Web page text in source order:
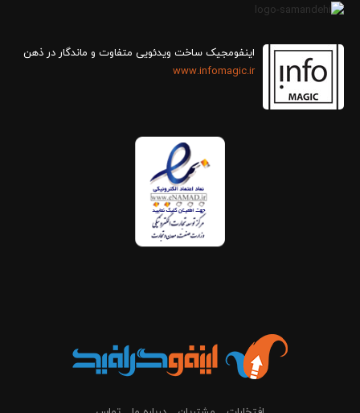
اینفومجیک ساخت ویدئویی متفاوت و ماندگار در ذهن
www.infomagic.ir